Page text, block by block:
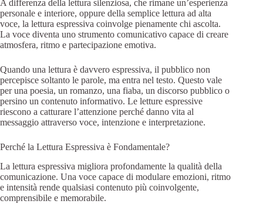
A differenza della lettura silenziosa, che rimane un’esperienza
personale e interiore, oppure della semplice lettura ad alta
voce, la lettura espressiva coinvolge pienamente chi ascolta.
La voce diventa uno strumento comunicativo capace di creare
atmosfera, ritmo e partecipazione emotiva.
Quando una lettura è davvero espressiva, il pubblico non
percepisce soltanto le parole, ma entra nel testo. Questo vale
per una poesia, un romanzo, una fiaba, un discorso pubblico o
persino un contenuto informativo. Le letture espressive
riescono a catturare l’attenzione perché danno vita al
messaggio attraverso voce, intenzione e interpretazione.
Perché la Lettura Espressiva è Fondamentale?
La lettura espressiva migliora profondamente la qualità della
comunicazione. Una voce capace di modulare emozioni, ritmo
e intensità rende qualsiasi contenuto più coinvolgente,
comprensibile e memorabile.